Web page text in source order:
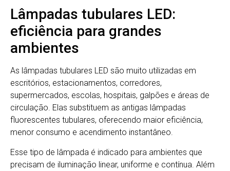
Lâmpadas tubulares LED:
eficiência para grandes
ambientes
As lâmpadas tubulares LED são muito utilizadas em
escritórios, estacionamentos, corredores,
supermercados, escolas, hospitais, galpões e áreas de
circulação. Elas substituem as antigas lâmpadas
fluorescentes tubulares, oferecendo maior eficiência,
menor consumo e acendimento instantâneo.
Esse tipo de lâmpada é indicado para ambientes que
precisam de iluminação linear, uniforme e contínua. Além